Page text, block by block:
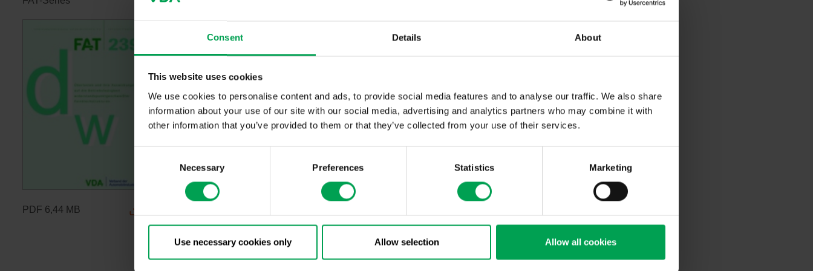
Consent Details About
This website uses cookies
We use cookies to personalise content and ads, to provide social media features and to analyse our traffic. We also share
information about your use of our site with our social media, advertising and analytics partners who may combine it with
other information that you’ve provided to them or that they’ve collected from your use of their services.
e
Necessary Preferences Statistics Marketing
Use necessary cookies only Allow selection Allow all cookies
PDF 6,44 MB
Betriebsfestigkeit widerstandspunktgeschweißter
Feinblechstrukturen